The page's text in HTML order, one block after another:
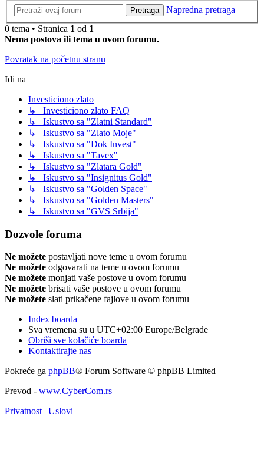
Pretraga
Napredna pretraga
0 tema • Stranica 1 od 1
Nema postova ili tema u ovom forumu.
Povratak na početnu stranu
Idi na
Investiciono zlato
↳ Investiciono zlato FAQ
↳ Iskustvo sa "Zlatni Standard"
↳ Iskustvo sa "Zlato Moje"
↳ Iskustvo sa "Dok Invest"
↳ Iskustvo sa "Tavex"
↳ Iskustvo sa "Zlatara Gold"
↳ Iskustvo sa "Insignitus Gold"
↳ Iskustvo sa "Golden Space"
↳ Iskustvo sa "Golden Masters"
↳ Iskustvo sa "GVS Srbija"
Dozvole foruma
Ne možete postavljati nove teme u ovom forumu
Ne možete odgovarati na teme u ovom forumu
Ne možete monjati vaše postove u ovom forumu
Ne možete brisati vaše postove u ovom forumu
Ne možete slati prikačene fajlove u ovom forumu
Index boarda
Sva vremena su u UTC+02:00 Europe/Belgrade
Obriši sve kolačiće boarda
Kontaktirajte nas
Pokreće ga phpBB® Forum Software © phpBB Limited
Prevod - www.CyberCom.rs
Privatnost | Uslovi